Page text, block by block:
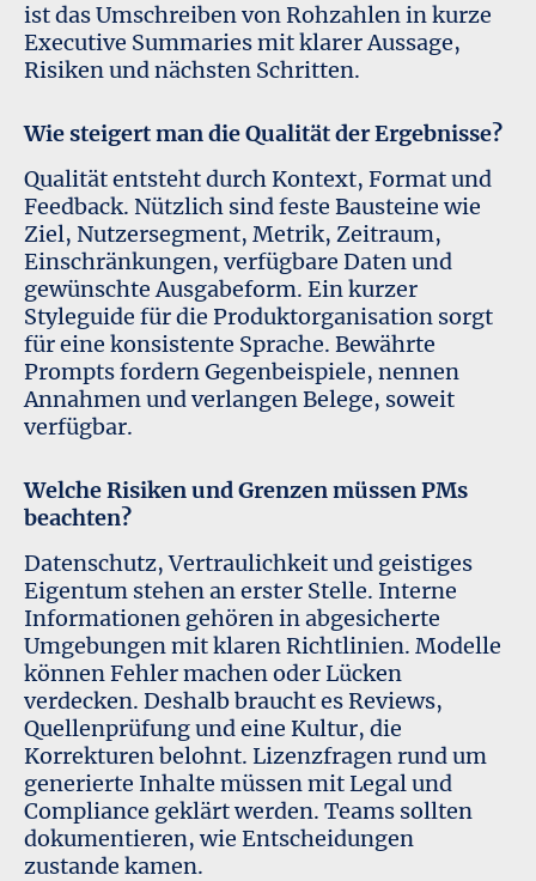
ist das Umschreiben von Rohzahlen in kurze
Executive Summaries mit klarer Aussage,
Risiken und nächsten Schritten.
Wie steigert man die Qualität der Ergebnisse?
Qualität entsteht durch Kontext, Format und
Feedback. Nützlich sind feste Bausteine wie
Ziel, Nutzersegment, Metrik, Zeitraum,
Einschränkungen, verfügbare Daten und
gewünschte Ausgabeform. Ein kurzer
Styleguide für die Produktorganisation sorgt
für eine konsistente Sprache. Bewährte
Prompts fordern Gegenbeispiele, nennen
Annahmen und verlangen Belege, soweit
verfügbar.
Welche Risiken und Grenzen müssen PMs
beachten?
Datenschutz, Vertraulichkeit und geistiges
Eigentum stehen an erster Stelle. Interne
Informationen gehören in abgesicherte
Umgebungen mit klaren Richtlinien. Modelle
können Fehler machen oder Lücken
verdecken. Deshalb braucht es Reviews,
Quellenprüfung und eine Kultur, die
Korrekturen belohnt. Lizenzfragen rund um
generierte Inhalte müssen mit Legal und
Compliance geklärt werden. Teams sollten
dokumentieren, wie Entscheidungen
zustande kamen.